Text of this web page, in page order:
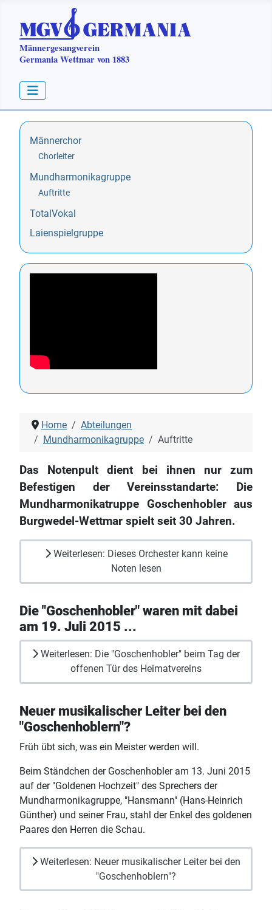
Männerchor
Chorleiter
Mundharmonikagruppe
Auftritte
TotalVokal
Laienspielgruppe
Home
Abteilungen
Mundharmonikagruppe
Auftritte
Das Notenpult dient bei ihnen nur zum
Befestigen der Vereinsstandarte: Die
Mundharmonikatruppe Goschenhobler aus
Burgwedel-Wettmar spielt seit 30 Jahren.
Weiterlesen: Dieses Orchester kann keine
Noten lesen
Die "Goschenhobler" waren mit dabei
am 19. Juli 2015 ...
Weiterlesen: Die "Goschenhobler" beim Tag der
offenen Tür des Heimatvereins
Neuer musikalischer Leiter bei den
"Goschenhoblern"?
Früh übt sich, was ein Meister werden will.
Beim Ständchen der Goschenhobler am 13. Juni 2015
auf der "Goldenen Hochzeit" des Sprechers der
Mundharmonikagruppe, "Hansmann" (Hans-Heinrich
Günther) und seiner Frau, stahl der Enkel des goldenen
Paares den Herren die Schau.
Weiterlesen: Neuer musikalischer Leiter bei den
"Goschenhoblern"?